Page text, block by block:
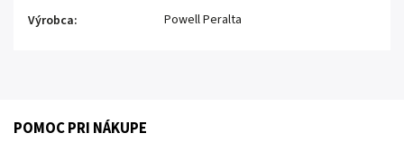
Výrobca: Powell Peralta
POMOC PRI NÁKUPE